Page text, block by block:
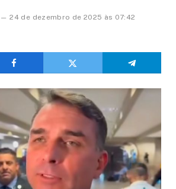
24 de dezembro de 2025 às 07:42